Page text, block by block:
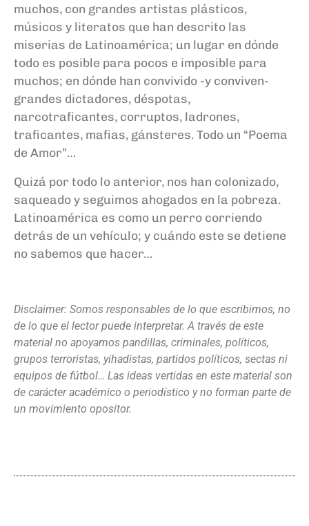
muchos, con grandes artistas plásticos,
músicos y literatos que han descrito las
miserias de Latinoamérica; un lugar en dónde
todo es posible para pocos e imposible para
muchos; en dónde han convivido -y conviven-
grandes dictadores, déspotas,
narcotraficantes, corruptos, ladrones,
traficantes, mafias, gánsteres. Todo un “Poema
de Amor”…
Quizá por todo lo anterior, nos han colonizado,
saqueado y seguimos ahogados en la pobreza.
Latinoamérica es como un perro corriendo
detrás de un vehículo; y cuándo este se detiene
no sabemos que hacer…
Disclaimer: Somos responsables de lo que escribimos, no
de lo que el lector puede interpretar. A través de este
material no apoyamos pandillas, criminales, políticos,
grupos terroristas, yihadistas, partidos políticos, sectas ni
equipos de fútbol… Las ideas vertidas en este material son
de carácter académico o periodístico y no forman parte de
un movimiento opositor.